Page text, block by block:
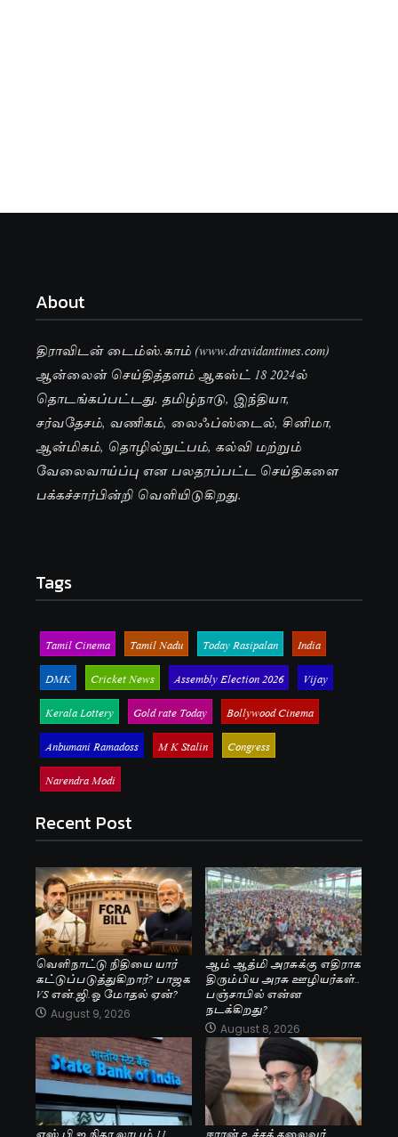
About
திராவிடன் டைம்ஸ்.காம் (www.dravidantimes.com)
ஆன்லைன் செய்தித்தளம் ஆகஸ்ட் 18 2024ல்
தொடங்கப்பட்டது. தமிழ்நாடு, இந்தியா,
சர்வதேசம், வணிகம், லைஃப்ஸ்டைல், சினிமா,
ஆன்மிகம், தொழில்நுட்பம், கல்வி மற்றும்
வேலைவாய்ப்பு என பலதரப்பட்ட செய்திகளை
பக்கச்சார்பின்றி வெளியிடுகிறது.
Tags
Tamil Cinema Tamil Nadu Today Rasipalan
India
DMK
Cricket News Assembly Election 2026
Vijay
Kerala Lottery
Gold rate Today
Bollywood Cinema
Anbumani Ramadoss
M K Stalin
Congress
Narendra Modi
Recent Post
வெளிநாட்டு நிதியை யார்
கட்டுப்படுத்துகிறார்? பாஜக
VS என்.ஜி.ஓ மோதல் ஏன்?
August 9, 2026
ஆம் ஆத்மி அரசுக்கு எதிராக
திரும்பிய அரசு ஊழியர்கள்..
பஞ்சாபில் என்ன
நடக்கிறது?
August 8, 2026
எஸ்.பி.ஐ நிகர லாபம் 11 ஈரான் உச்சத் தலைவர்